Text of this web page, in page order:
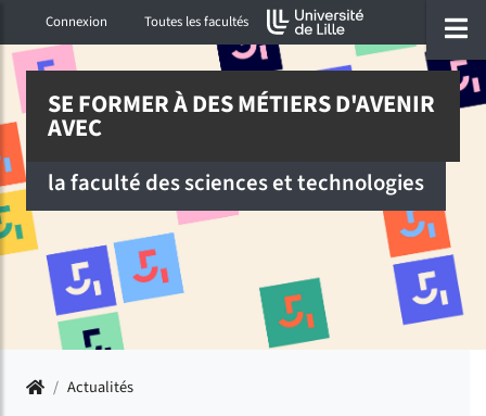
Accéder au menu principal
Accéder à la recherche
Accéder au pied de page
Connexion Toutes les facultés
menu
SE FORMER À DES MÉTIERS D'AVENIR
AVEC
la faculté des sciences et technologies
Accueil
/ Actualités